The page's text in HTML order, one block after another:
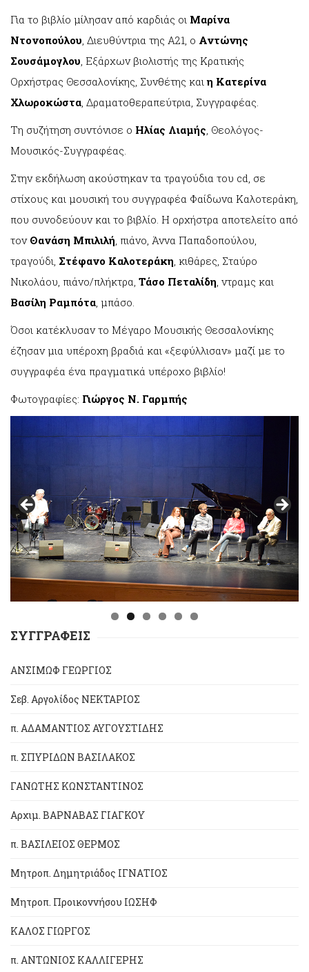
Για το βιβλίο μίλησαν από καρδιάς οι Μαρίνα
Ντονοπούλου, Διευθύντρια της Α21, ο Αντώνης
Σουσάμογλου, Εξάρχων βιολιστής της Κρατικής
Ορχήστρας Θεσσαλονίκης, Συνθέτης καιη Κατερίνα
Χλωροκώστα, Δραματοθεραπεύτρια, Συγγραφέας.
Τη συζήτηση συντόνισε ο Ηλίας Λιαμής, Θεολόγος-
Μουσικός-Συγγραφέας.
Στην εκδήλωση ακούστηκαν τα τραγούδια του cd, σε
στίχους και μουσική του συγγραφέα Φαίδωνα Καλοτεράκη,
που συνοδεύουν και το βιβλίο. Η ορχήστρα αποτελείτο από
τον Θανάση Μπιλιλή, πιάνο, Άννα Παπαδοπούλου,
τραγούδι, Στέφανο Καλοτεράκη, κιθάρες, Σταύρο
Νικολάου, πιάνο/πλήκτρα, Τάσο Πεταλίδη, ντραμς και
Βασίλη Ραμπότα, μπάσο.
Όσοι κατέκλυσαν το Μέγαρο Μουσικής Θεσσαλονίκης
έζησαν μια υπέροχη βραδιά και «ξεφύλλισαν» μαζί με το
συγγραφέα ένα πραγματικά υπέροχο βιβλίο!
Φωτογραφίες: Γιώργος N. Γαρμπής
ΣΥΓΓΡΑΦΕΙΣ
ΑΝΣΙΜΩΦ ΓΕΩΡΓΙΟΣ
Σεβ. Αργολίδος ΝΕΚΤΑΡΙΟΣ
π. ΑΔΑΜΑΝΤΙΟΣ ΑΥΓΟΥΣΤΙΔΗΣ
π. ΣΠΥΡΙΔΩΝ ΒΑΣΙΛΑΚΟΣ
ΓΑΝΩΤΗΣ ΚΩΝΣΤΑΝΤΙΝΟΣ
Αρχιμ. ΒΑΡΝΑΒΑΣ ΓΙΑΓΚΟΥ
π. ΒΑΣΙΛΕΙΟΣ ΘΕΡΜΟΣ
Μητροπ. Δημητριάδος ΙΓΝΑΤΙΟΣ
Μητροπ. Προικοννήσου ΙΩΣΗΦ
ΚΑΛΟΣ ΓΙΩΡΓΟΣ
π. ΑΝΤΩΝΙΟΣ ΚΑΛΛΙΓΕΡΗΣ